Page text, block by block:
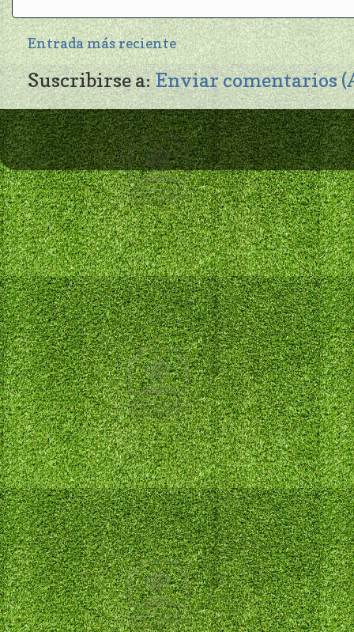
Entrada más reciente
Suscribirse a:Enviar comentarios